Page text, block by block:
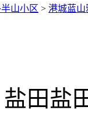
山小区 > 港城蓝山
盐田